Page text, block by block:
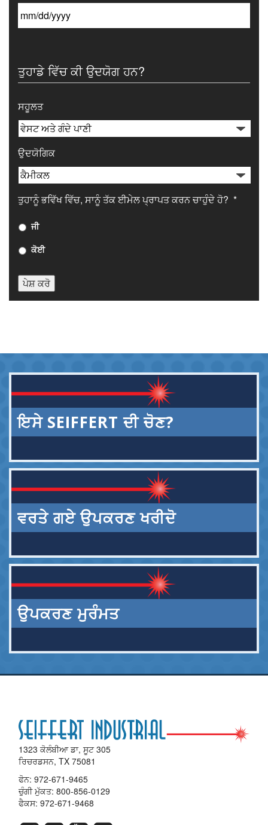
ਤੁਹਾਡੇ ਵਿੱਚ ਕੀ ਉਦਯੋਗ ਹਨ?
ਸਹੂਲਤ
ਉਦਯੋਗਿਕ
ਤੁਹਾਨੂੰ ਭਵਿੱਖ ਵਿੱਚ, ਸਾਨੂੰ ਤੱਕ ਈਮੇਲ ਪ੍ਰਾਪਤ ਕਰਨ ਚਾਹੁੰਦੇ ਹੋ? *
ਜੀ
ਕੋਈ
ਪੇਸ਼ ਕਰੋ
ਇਸੇ SEIFFERT ਦੀ ਚੋਣ?
ਵਰਤੇ ਗਏ ਉਪਕਰਣ ਖਰੀਦੋ
ਉਪਕਰਣ ਮੁਰੰਮਤ
1323 ਕੋਲੰਬੀਆ ਡਾ, ਸੂਟ 305
ਰਿਚਰਡਸਨ, TX 75081
ਫੋਨ: 972-671-9465
ਚੁੰਗੀ ਮੁੱਕਤ: 800-856-0129
ਫੈਕਸ: 972-671-9468